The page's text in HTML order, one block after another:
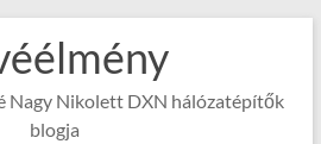
Nagy Nikolett DXN hálózatépítők
blogja